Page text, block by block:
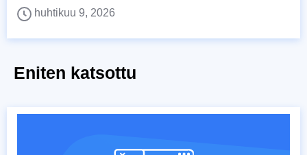
huhtikuu 9, 2026
Eniten katsottu